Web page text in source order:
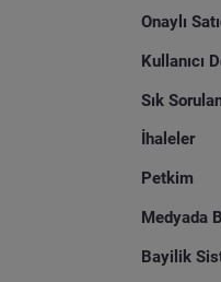
Onaylı
Kullanıcı
Sık
İhaleler
Petkim
Medyada
Bayilik